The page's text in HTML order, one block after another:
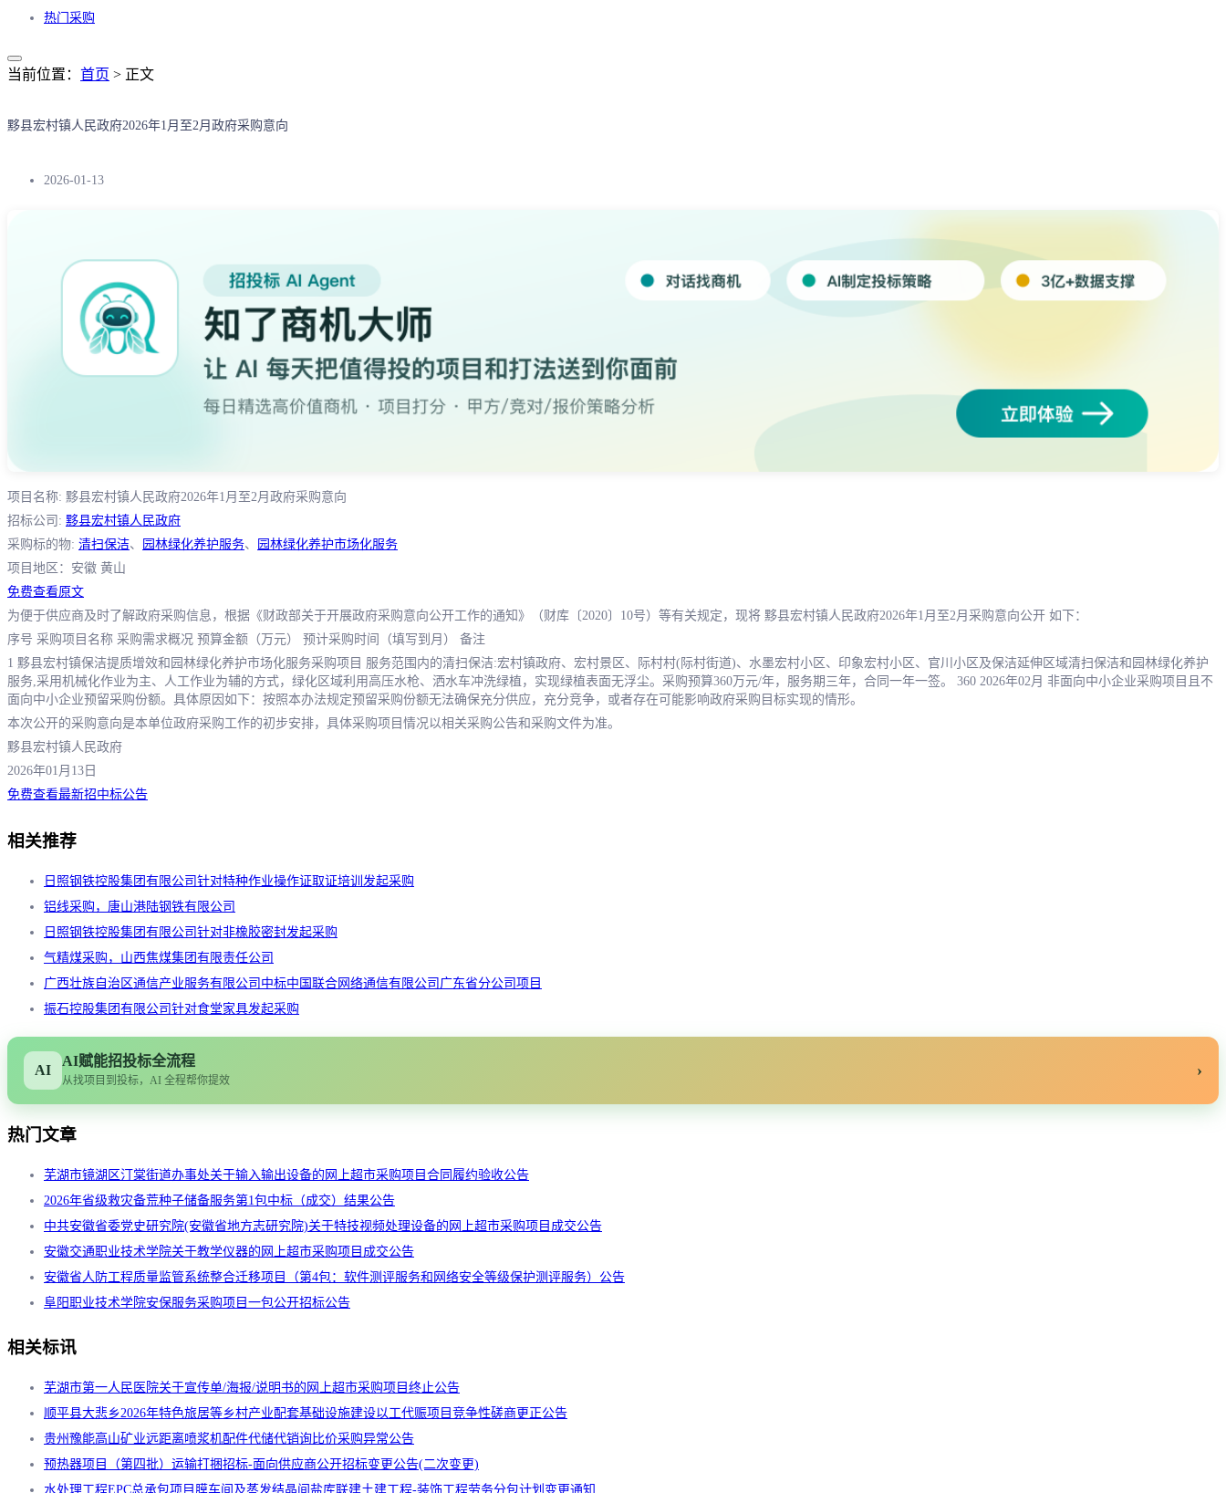
热门采购
当前位置： 首页 > 正文
黟县宏村镇人民政府2026年1月至2月政府采购意向
2026-01-13
项目名称: 黟县宏村镇人民政府2026年1月至2月政府采购意向
招标公司: 黟县宏村镇人民政府
采购标的物: 清扫保洁、 园林绿化养护服务、
园林绿化养护市场化服务
项目地区：安徽 黄山
免费查看原文
为便于供应商及时了解政府采购信息，根据《财政部关于开展政府采购意向公开工作的通知》（财库〔2020〕10号）等有关规定，现将 黟县宏村镇人民政府2026年1月至2月采购意向公开 如下：
序号 采购项目名称 采购需求概况 预算金额（万元） 预计采购时间（填写到月） 备注
1 黟县宏村镇保洁提质增效和园林绿化养护市场化服务采购项目 服务范围内的清扫保洁:宏村镇政府、宏村景区、际村村(际村街道)、水墨宏村小区、印象宏村小区、官川小区及保洁延伸区域清扫保洁和园林绿化养护
服务,采用机械化作业为主、人工作业为辅的方式，绿化区域利用高压水枪、洒水车冲洗绿植，实现绿植表面无浮尘。采购预算360万元/年，服务期三年，合同一年一签。 360 2026年02月 非面向中小企业采购项目且不
面向中小企业预留采购份额。具体原因如下：按照本办法规定预留采购份额无法确保充分供应，充分竞争，或者存在可能影响政府采购目标实现的情形。
本次公开的采购意向是本单位政府采购工作的初步安排，具体采购项目情况以相关采购公告和采购文件为准。
黟县宏村镇人民政府
2026年01月13日
免费查看最新招中标公告
相关推荐
日照钢铁控股集团有限公司针对特种作业操作证取证培训发起采购
铝线采购，唐山港陆钢铁有限公司
日照钢铁控股集团有限公司针对非橡胶密封发起采购
气精煤采购，山西焦煤集团有限责任公司
广西壮族自治区通信产业服务有限公司中标中国联合网络通信有限公司广东省分公司项目
振石控股集团有限公司针对食堂家具发起采购
AI
AI赋能招投标全流程
从找项目到投标，AI 全程帮你提效
›
热门文章
芜湖市镜湖区汀棠街道办事处关于输入输出设备的网上超市采购项目合同履约验收公告
2026年省级救灾备荒种子储备服务第1包中标（成交）结果公告
中共安徽省委党史研究院(安徽省地方志研究院)关于特技视频处理设备的网上超市采购项目成交公告
安徽交通职业技术学院关于教学仪器的网上超市采购项目成交公告
安徽省人防工程质量监管系统整合迁移项目（第4包：软件测评服务和网络安全等级保护测评服务）公告
阜阳职业技术学院安保服务采购项目一包公开招标公告
相关标讯
芜湖市第一人民医院关于宣传单/海报/说明书的网上超市采购项目终止公告
顺平县大悲乡2026年特色旅居等乡村产业配套基础设施建设以工代赈项目竞争性磋商更正公告
贵州豫能高山矿业远距离喷浆机配件代储代销询比价采购异常公告
预热器项目（第四批）运输打捆招标-面向供应商公开招标变更公告(二次变更)
水处理工程EPC总承包项目膜车间及蒸发结晶间盐库联建土建工程-装饰工程劳务分包计划变更通知